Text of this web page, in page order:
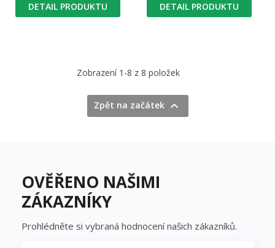
DETAIL PRODUKTU DETAIL PRODUKTU
Zobrazení 1-8 z 8 položek
Zpět na začátek 
OVĚŘENO NAŠIMI
ZÁKAZNÍKY
Prohlédněte si vybraná hodnocení našich zákazníků.